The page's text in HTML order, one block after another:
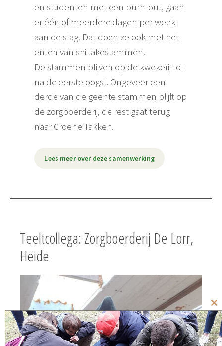
en studenten met een burn-out, gaan
er één of meerdere dagen per week
aan de slag. Dat doen ze ook met het
enten van shiitakestammen.
De stammen blijven op de kwekerij tot
na de eerste oogst. Ongeveer een
derde van de geënte stammen blijft op
de zorgboerderij, de rest gaat terug
naar Groene Takken.
Lees meer over deze samenwerking
Teeltcollega: Zorgboerderij De Lorr,
Heide